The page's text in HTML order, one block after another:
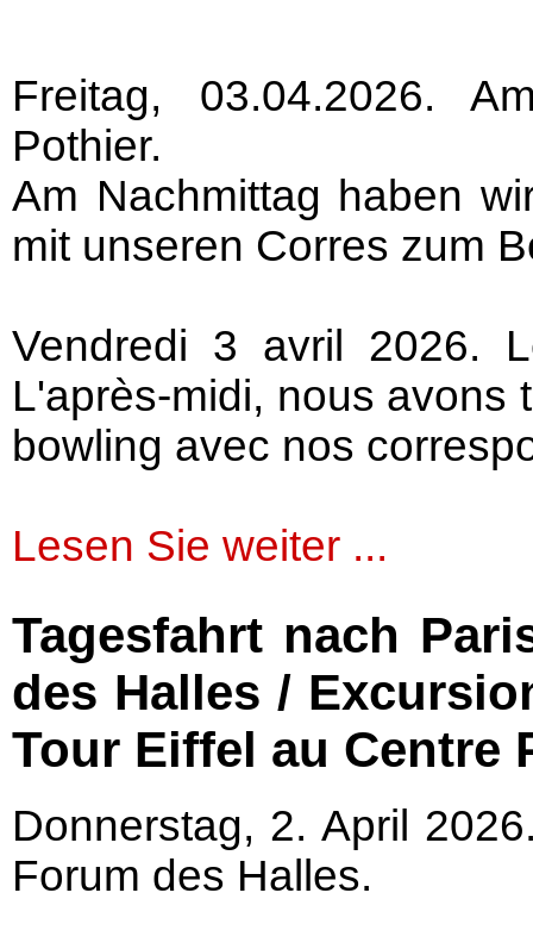
Freitag, 03.04.2026.
Pothier.
Am Nachmittag haben
mit unseren Corres zum
Vendredi 3 avril 2026.
L'après-midi, nous avons
bowling avec nos
Lesen Sie weiter ...
Tagesfahrt nach
des Halles /
Tour Eiffel au Centre
Donnerstag, 2. April
Forum des Halles.